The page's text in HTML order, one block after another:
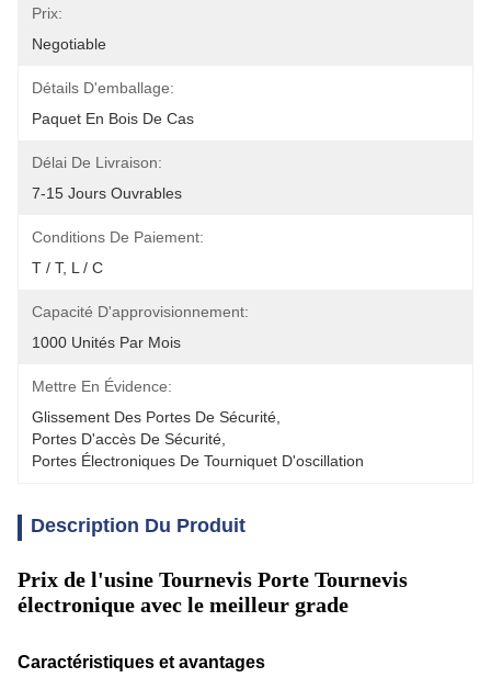
Prix:
Negotiable
Détails D'emballage:
Paquet En Bois De Cas
Délai De Livraison:
7-15 Jours Ouvrables
Conditions De Paiement:
T / T, L / C
Capacité D'approvisionnement:
1000 Unités Par Mois
Mettre En Évidence:
Glissement Des Portes De Sécurité
Portes D'accès De Sécurité
Portes Électroniques De Tourniquet D'oscillation
Description Du Produit
Prix de l'usine Tournevis Porte Tournevis
électronique avec le meilleur grade
Caractéristiques et avantages